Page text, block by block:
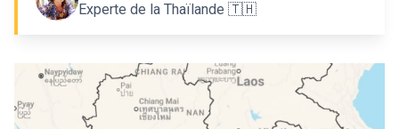
Experte de la Thaïlande 🇹🇭